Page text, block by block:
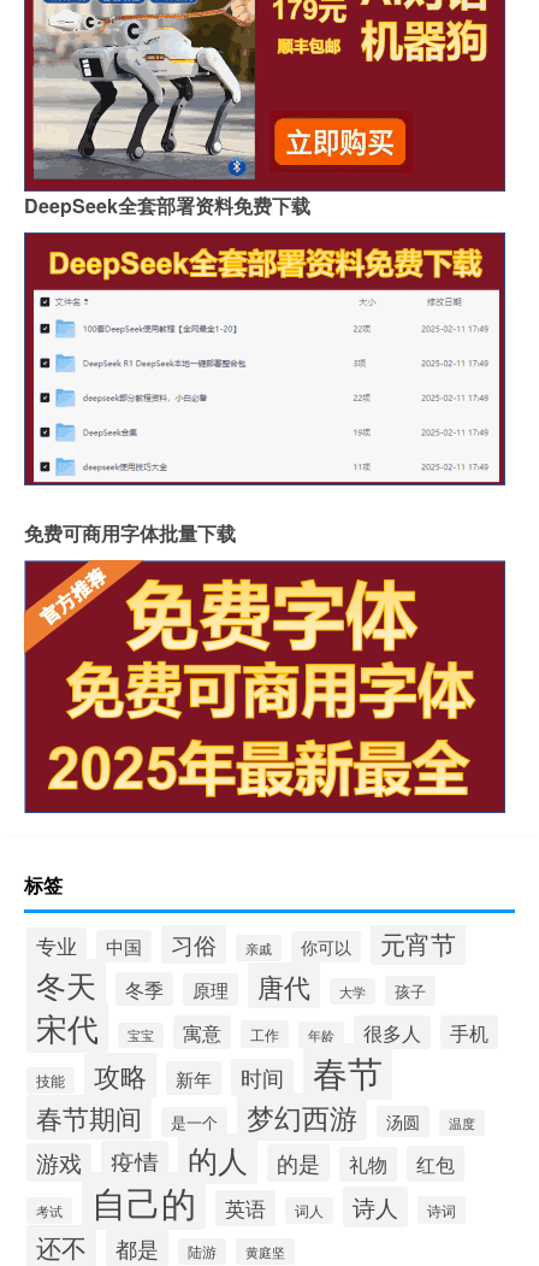
DeepSeek全套部署资料免费下载
免费可商用字体批量下载
标签
专业 中国 习俗 亲戚 你可以 元宵节
冬天 冬季 原理 唐代 大学 孩子
宋代 宝宝 寓意 工作 年龄 很多人 手机
技能 攻略 新年 时间 春节
春节期间 是一个 梦幻西游 汤圆 温度
游戏 疫情 的人 的是 礼物 红包
考试 自己的 英语 词人 诗人 诗词
还不 都是 陆游 黄庭坚